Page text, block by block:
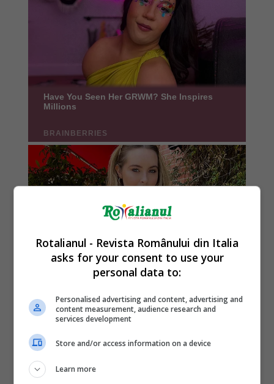
Rotalianul - Revista Românului din Italia
asks for your consent to use your
personal data to:
Personalised advertising and content, advertising and
content measurement, audience research and
services development
Store and/or access information on a device
Learn more